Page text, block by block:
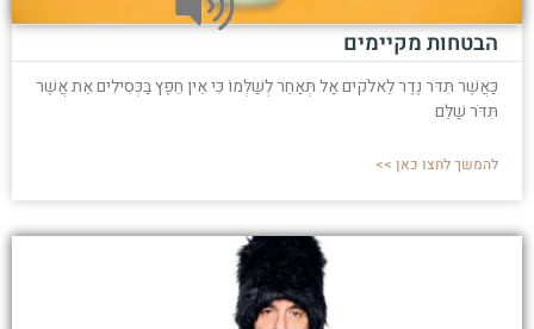
הבטחות מקיימים
כַּאֲשֶׁר תִּדֹּר נֶדֶר לֵאלֹקים אַל תְּאַחֵר לְשַׁלְּמוֹ כִּי אֵין חֵפֶץ בַּכְּסִילִים אֵת אֲשֶׁר
תִּדֹּר שַׁלֵּם
להמשך לחצו כאן >>